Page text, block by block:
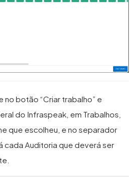
no botão “Criar trabalho” e
do Infraspeak, em Trabalhos,
que escolheu, e no separador
cada Auditoria que deverá ser